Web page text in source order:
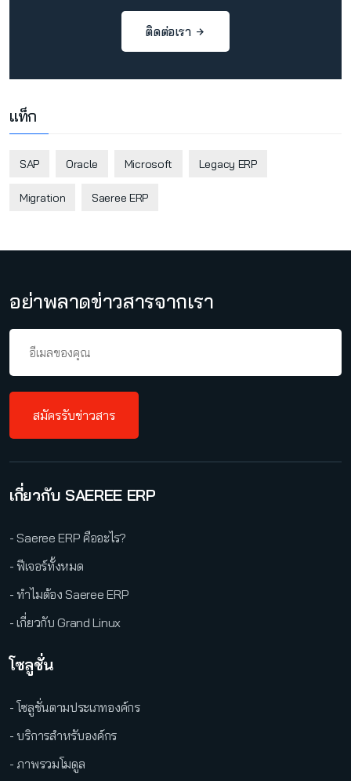
ติดต่อเรา
แท็ก
SAP Oracle Microsoft Legacy ERP
Migration Saeree ERP
อย่าพลาดข่าวสารจากเรา
สมัครรับข่าวสาร
เกี่ยวกับ SAEREE ERP
- Saeree ERP คืออะไร?
- ฟีเจอร์ทั้งหมด
- ทำไมต้อง Saeree ERP
- เกี่ยวกับ Grand Linux
โซลูชั่น
- โซลูชั่นตามประเภทองค์กร
- บริการสำหรับองค์กร
- ภาพรวมโมดูล